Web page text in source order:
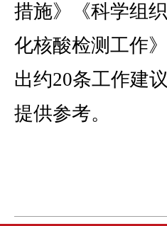
措施》《科学组
化核酸检测工作
出约20条工作建
提供参考。